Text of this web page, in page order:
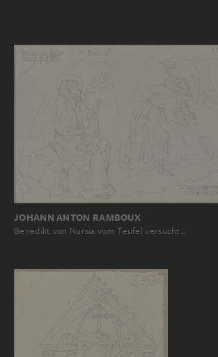
JOHANN ANTON RAMBOUX
Benedikt von Nursia vom Teufel versucht…